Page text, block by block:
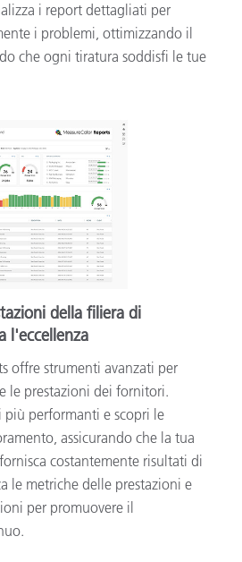
i report dettagliati per
i problemi, ottimizzando il
che ogni tiratura soddisfi le tue
della filiera di
l'eccellenza
offre strumenti avanzati per
le prestazioni dei fornitori.
performanti e scopri le
assicurando che la tua
costantemente risultati di
le metriche delle prestazioni e
per promuovere il